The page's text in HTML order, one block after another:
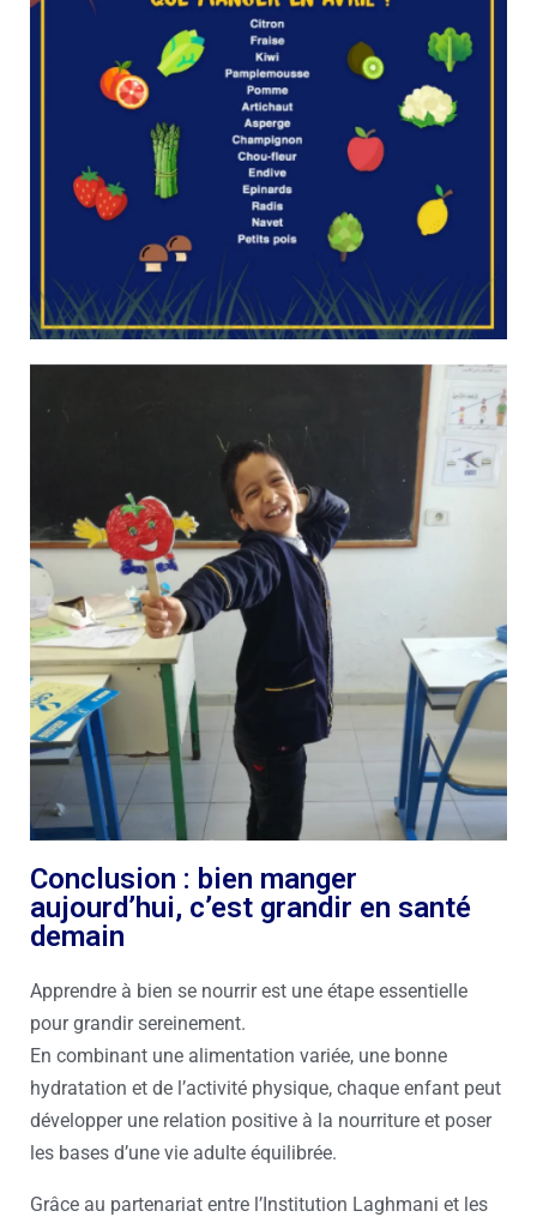
Conclusion : bien manger
aujourd’hui, c’est grandir en santé
demain
Apprendre à bien se nourrir est une étape essentielle
pour grandir sereinement.
En combinant une alimentation variée, une bonne
hydratation et de l’activité physique, chaque enfant peut
développer une relation positive à la nourriture et poser
les bases d’une vie adulte équilibrée.
Grâce au partenariat entre l’Institution Laghmani et les